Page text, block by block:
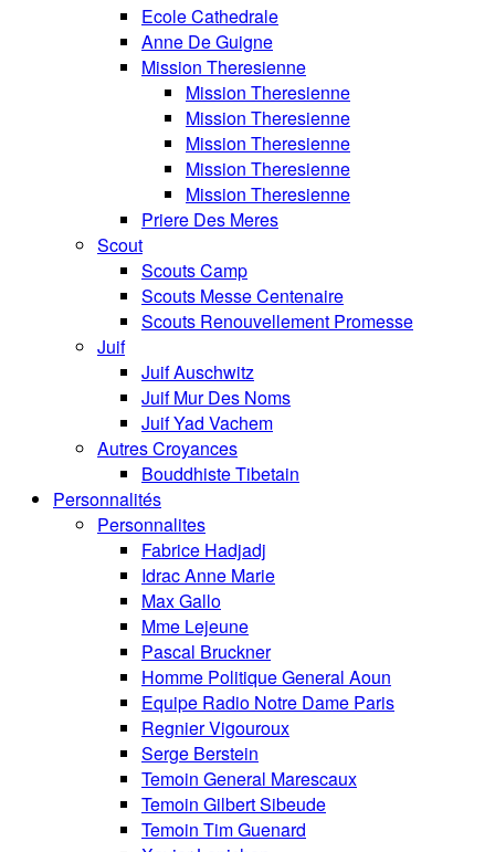
Ecole Cathedrale
Anne De Guigne
Mission Theresienne
Mission Theresienne
Mission Theresienne
Mission Theresienne
Mission Theresienne
Mission Theresienne
Priere Des Meres
Scout
Scouts Camp
Scouts Messe Centenaire
Scouts Renouvellement Promesse
Juif
Juif Auschwitz
Juif Mur Des Noms
Juif Yad Vachem
Autres Croyances
Bouddhiste Tibetain
Personnalités
Personnalites
Fabrice Hadjadj
Idrac Anne Marie
Max Gallo
Mme Lejeune
Pascal Bruckner
Homme Politique General Aoun
Equipe Radio Notre Dame Paris
Regnier Vigouroux
Serge Berstein
Temoin General Marescaux
Temoin Gilbert Sibeude
Temoin Tim Guenard